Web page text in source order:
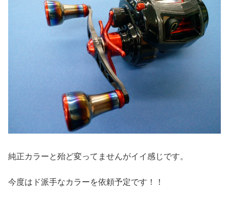
純正カラーと殆ど変ってませんがイイ感じです。
今度はド派手なカラーを依頼予定です！！